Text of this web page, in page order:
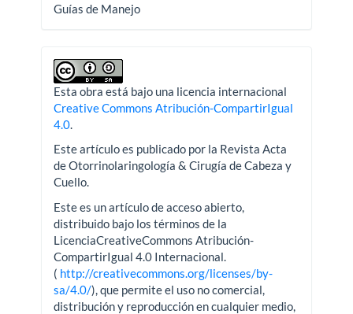
Guías de Manejo
Esta obra está bajo una licencia internacional
Creative Commons Atribución-CompartirIgual
4.0
Este artículo es publicado por la Revista Acta
de Otorrinolaringología & Cirugía de Cabeza y
Cuello.
Este es un artículo de acceso abierto,
distribuido bajo los términos de la
LicenciaCreativeCommons Atribución-
CompartirIgual 4.0 Internacional.
( http://creativecommons.org/licenses/by-
sa/4.0/), que permite el uso no comercial,
distribución y reproducción en cualquier medio,